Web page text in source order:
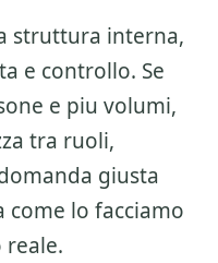
struttura interna,
e controllo. Se
e piu volumi,
tra ruoli,
giusta
come lo facciamo
reale.